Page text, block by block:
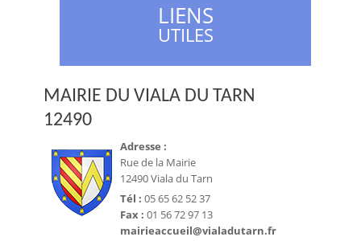
LIENS
UTILES
MAIRIE DU VIALA DU TARN
12490
Adresse :
Rue de la Mairie
12490 Viala du Tarn
Tél : 05 65 62 52 37
Fax : 01 56 72 97 13
mairieaccueil@vialadutarn.fr